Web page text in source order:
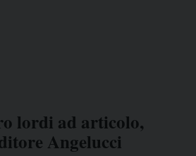
lordi ad articolo,
Angelucci